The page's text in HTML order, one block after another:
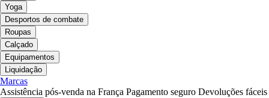
Yoga
Desportos de combate
Roupas
Calçado
Equipamentos
Liquidação
Marcas
Assistência pós-venda na França Pagamento seguro Devoluções fáceis